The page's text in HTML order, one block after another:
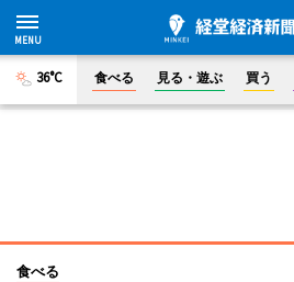
36°C 食べる 見る・遊ぶ 買う
食べる